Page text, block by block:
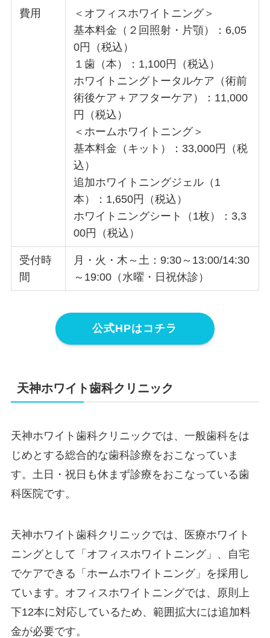
費用
＜オフィスホワイトニング＞
基本料金（２回照射・片顎）：6,05
0円（税込）
１歯（本）：1,100円（税込）
ホワイトニングトータルケア（術前
術後ケア＋アフターケア）：11,000
円（税込）
＜ホームホワイトニング＞
基本料金（キット）：33,000円（税
込）
追加ホワイトニングジェル（1
本）：1,650円（税込）
ホワイトニングシート（1枚）：3,3
00円（税込）
受付時
間
月・火・木～土：9:30～13:00/14:30
～19:00（水曜・日祝休診）
公式HPはコチラ
天神ホワイト歯科クリニック
天神ホワイト歯科クリニックでは、一般歯科をは
じめとする総合的な歯科診療をおこなっていま
す。土日・祝日も休まず診療をおこなっている歯
科医院です。
天神ホワイト歯科クリニックでは、医療ホワイト
ニングとして「オフィスホワイトニング」、自宅
でケアできる「ホームホワイトニング」を採用し
ています。オフィスホワイトニングでは、原則上
下12本に対応しているため、範囲拡大には追加料
金が必要です。